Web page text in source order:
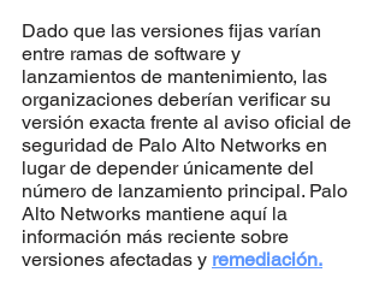
Dado que las versiones fijas varían
entre ramas de software y
lanzamientos de mantenimiento, las
organizaciones deberían verificar su
versión exacta frente al aviso oficial de
seguridad de Palo Alto Networks en
lugar de depender únicamente del
número de lanzamiento principal. Palo
Alto Networks mantiene aquí la
información más reciente sobre
versiones afectadas y remediación.